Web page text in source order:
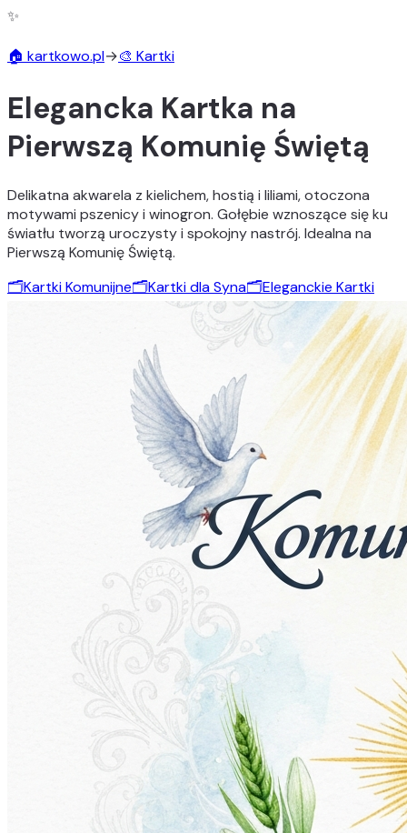
✨
🏠 kartkowo.pl→🎨 Kartki
Elegancka Kartka na
Pierwszą Komunię Świętą
Delikatna akwarela z kielichem, hostią i liliami, otoczona
motywami pszenicy i winogron. Gołębie wznoszące się ku
światłu tworzą uroczysty i spokojny nastrój. Idealna na
Pierwszą Komunię Świętą.
🗂️Kartki Komunijne🗂️Kartki dla Syna🗂️Eleganckie Kartki